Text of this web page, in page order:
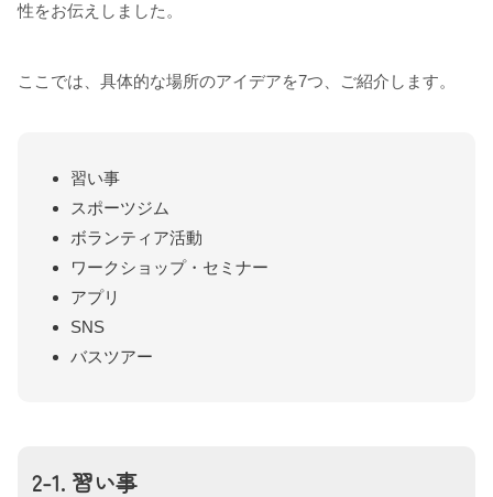
性をお伝えしました。
ここでは、具体的な場所のアイデアを7つ、ご紹介します。
習い事
スポーツジム
ボランティア活動
ワークショップ・セミナー
アプリ
SNS
バスツアー
2-1. 習い事